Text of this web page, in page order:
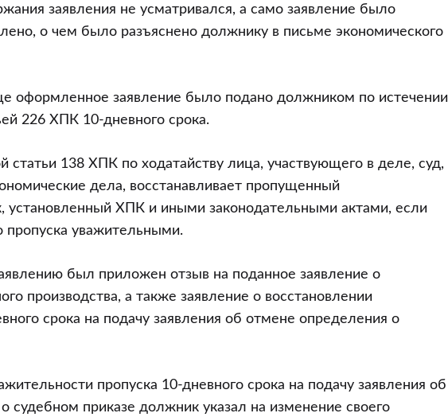
заявления не усматривался, а само заявление было
о чем было разъяснено должнику в письме экономического
оформленное заявление было подано должником по истечении
226 ХПК 10-дневного срока.
статьи 138 ХПК по ходатайству лица, участвующего в деле, суд,
дела, восстанавливает пропущенный
установленный ХПК и иными законодательными актами, если
пропуска уважительными.
был приложен отзыв на поданное заявление о
производства, а также заявление о восстановлении
срока на подачу заявления об отмене определения о
пропуска 10-дневного срока на подачу заявления об
судебном приказе должник указал на изменение своего